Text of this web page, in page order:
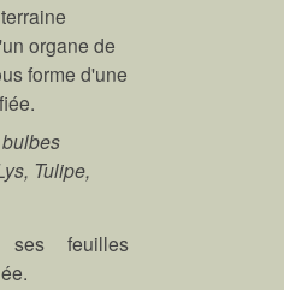
organe de
forme d'une
Tulipe,
feuilles